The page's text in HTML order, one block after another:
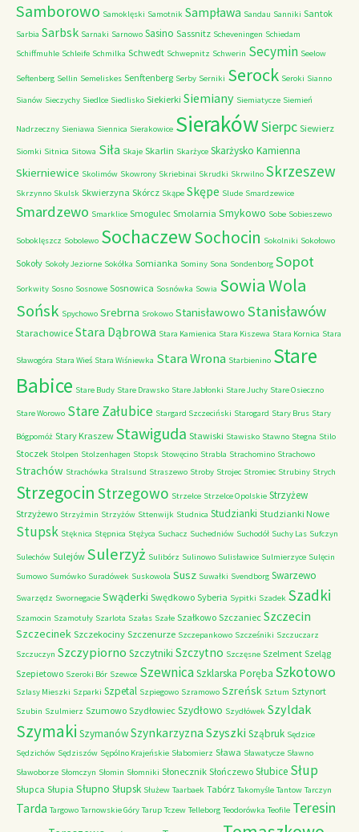
Samborowo Samoklęski Samotnik Sampława Sandau Sanniki Santok
Sarbia Sarbsk Sarnaki Sarnowo Sasino Sassnitz Scheveningen Schiedam
Schiffmuhle Schleife Schmilka Schwedt Schwepnitz Schwerin Secymin Seelow
Seftenberg Sellin Semeliskes Senftenberg Serby Serniki Serock Seroki Sianno
Sianów Sieczychy Siedlce Siedlisko Siekierki Siemiany Siemiatycze Siemień
Nadrzeczny Sieniawa Siennica Sierakowice SierakówSierpc Siewierz
Siomki Sitnica Sitowa Siła Skaje Skarlin Skarżyce Skarżysko Kamienna
Skierniewice Skolimów Skowrony Skriebinai Skrudki Skrwilno Skrzeszew
Skrzynno Skulsk Skwierzyna Skórcz Skąpe Skępe Slude Smardzewice
Smardzewo Smarklice Smogulec Smolarnia Smykowo Sobe Sobieszewo
Soboklęszcz Sobolewo SochaczewSochocin Sokolniki Sokołowo
Sokoły Sokoły Jeziorne Sokółka Somianka Sominy Sona Sondenborg Sopot
Sorkwity Sosno Sosnowe Sosnowica Sosnówka Sowia Sowia Wola
Sońsk Spychowo Srebrna Srokowo Stanisławowo Stanisławów
Starachowice Stara Dąbrowa Stara Kamienica Stara Kiszewa Stara Kornica Stara
Sławogóra Stara Wieś Stara Wiśniewka Stara Wrona Starbienino Stare
Babice Stare Budy Stare Drawsko Stare Jabłonki Stare Juchy Stare Osieczno
Stare Worowo Stare Załubice Stargard Szczeciński Starogard Stary Brus Stary
Bógpomóż Stary Kraszew Stawiguda Stawiski Stawisko Stawno Stegna Stilo
Stoczek Stolpen Stolzenhagen Stopsk Stowęcino Strabla Strachomino Strachowo
Strachów Strachówka Stralsund Straszewo Stroby Strojec Stromiec Strubiny Strych
Strzegocin Strzegowo Strzelce Strzelce Opolskie Strzyżew
Strzyżewo Strzyżmin Strzyżów Sttenwijk Studnica Studzianki Studzianki Nowe
Stupsk Stęknica Stępnica Stężyca Suchacz Suchedniów Suchodół Suchy Las Sufczyn
Sulechów Sulejów Sulerzyż Sulibórz Sulinowo Sulisławice Sulmierzyce Sulęcin
Sumowo Sumówko Suradówek Suskowola Susz Suwałki Svendborg Swarzewo
Swarzędz Swornegacie Swąderki Swędkowo Syberia Sypitki Szadek Szadki
Szamocin Szamotuły Szarlota Szałas Szałe Szałkowo Szczaniec Szczecin
Szczecinek Szczekociny Szczenurze Szczepankowo Szcześniki Szczuczarz
Szczuczyn Szczypiorno Szczytniki Szczytno Szczęsne Szelment Szeląg
Szepietowo Szeroki Bór Szewce SzewnicaSzklarska Poręba Szkotowo
Szlasy Mieszki Szparki Szpetal Szpiegowo Szramowo Szreńsk Sztum Sztynort
Szubin Szulmierz Szumowo Szydłowiec Szydłowo Szydłówek Szyldak
Szymaki SzymanówSzynkarzyzna Szyszki Sząbruk Sędzice
Sędzichów Sędziszów Sępólno Krajeńskie Słabomierz Sława Sławatycze Sławno
Sławoborze Słomczyn Słomin Słomniki Słonecznik Słończewo Słubice Słup
Słupca Słupia Słupno Słupsk Służew Taarbaek Tabórz Takomyśle Tantow Tarczyn
Tarda Targowo Tarnowskie Góry Tarup Tczew Telleborg Teodorówka Teofile Teresin